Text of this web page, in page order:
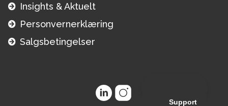
Insights & Aktuelt
Personvernerklæring
Salgsbetingelser